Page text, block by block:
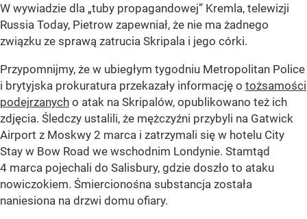
W wywiadzie dla „tuby propagandowej” Kremla, telewizji
Russia Today, Pietrow zapewniał, że nie ma żadnego
związku ze sprawą zatrucia Skripala i jego córki.
Przypomnijmy, że w ubiegłym tygodniu Metropolitan Police
i brytyjska prokuratura przekazały informację o tożsamości
podejrzanych o atak na Skripalów, opublikowano też ich
zdjęcia. Śledczy ustalili, że mężczyźni przybyli na Gatwick
Airport z Moskwy 2 marca i zatrzymali się w hotelu City
Stay w Bow Road we wschodnim Londynie. Stamtąd
4 marca pojechali do Salisbury, gdzie doszło to ataku
nowiczokiem. Śmiercionośna substancja została
naniesiona na drzwi domu ofiary.